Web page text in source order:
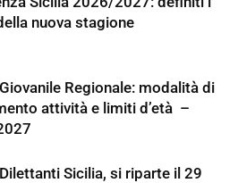
nuova stagione
Regionale: modalità di
attività e limiti d’età –
Sicilia, si riparte il 29